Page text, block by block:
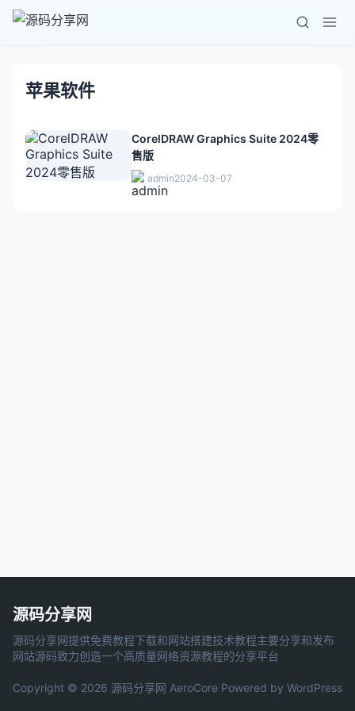
苹果软件
CorelDRAW Graphics Suite 2024零
售版
admin2024-03-07
源码分享网
源码分享网提供免费教程下载和网站搭建技术教程主要分享和发布
网站源码致力创造一个高质量网络资源教程的分享平台
Copyright © 2026 源码分享网 AeroCore Powered by WordPress